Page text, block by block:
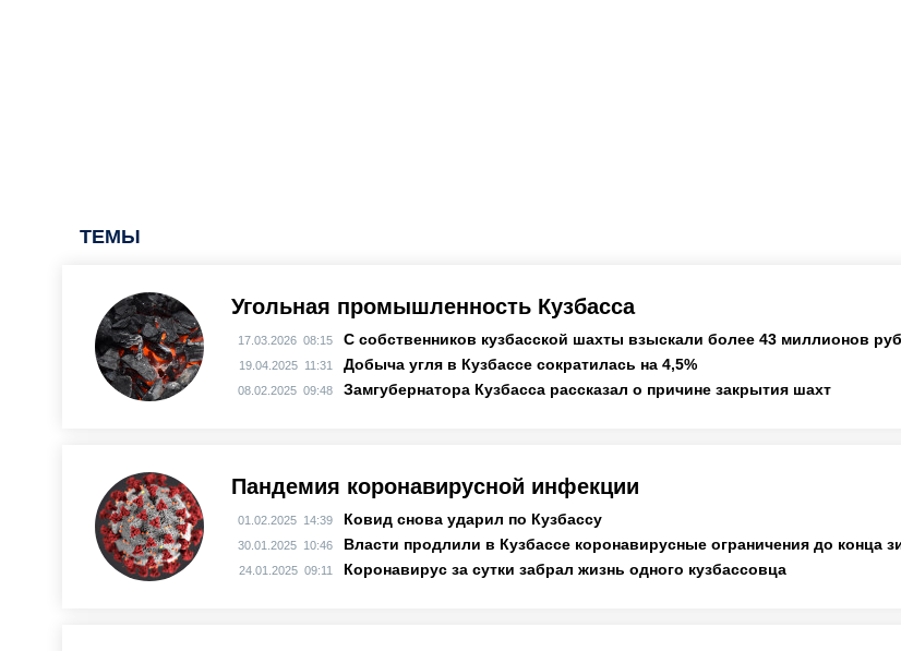
ТЕМЫ
Угольная промышленность Кузбасса
17.03.2026 08:15 С собственников кузбасской шахты взыскали более 43 миллионов
19.04.2025 11:31 Добыча угля в Кузбассе сократилась на 4,5%
08.02.2025 09:48 Замгубернатора Кузбасса рассказал о причине закрытия шахт
Пандемия коронавирусной инфекции
01.02.2025 14:39 Ковид снова ударил по Кузбассу
30.01.2025 10:46 Власти продлили в Кузбассе коронавирусные ограничения до конца
24.01.2025 09:11 Коронавирус за сутки забрал жизнь одного кузбассовца